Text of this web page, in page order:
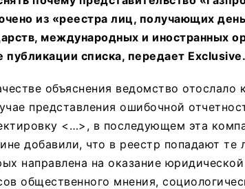
из «реестра лиц, получающих
международных и иностранных
публикации списка, передает
объяснения ведомство
представления ошибочной
<…>, в последующем эта
добавили, что в реестр попадают те
направлена на оказание
общественного мнения,